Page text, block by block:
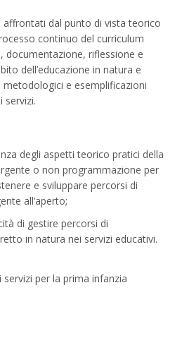
dal punto di vista teorico
continuo del curriculum
documentazione, riflessione e
dell’educazione in natura e
e esemplificazioni
servizi.
degli aspetti teorico pratici della
o non programmazione per
e sviluppare percorsi di
all’aperto;
di gestire percorsi di
in natura nei servizi educativi.
per la prima infanzia